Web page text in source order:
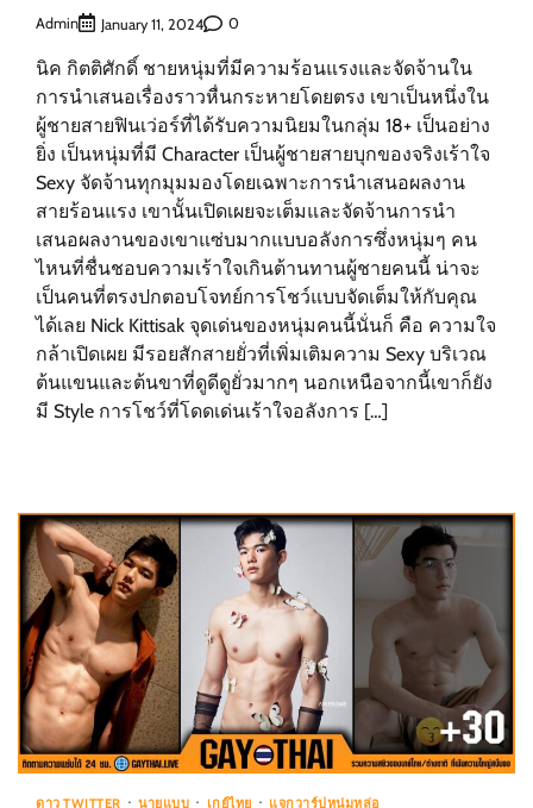
Admin January 11, 2024 0
นิค กิตติศักดิ์ ชายหนุ่มที่มีความร้อนแรงและจัดจ้านใน
การนำเสนอเรื่องราวหื่นกระหายโดยตรง เขาเป็นหนึ่งใน
ผู้ชายสายฟินเว่อร์ที่ได้รับความนิยมในกลุ่ม 18+ เป็นอย่าง
ยิ่ง เป็นหนุ่มที่มี Character เป็นผู้ชายสายบุกของจริงเร้าใจ
Sexy จัดจ้านทุกมุมมองโดยเฉพาะการนำเสนอผลงาน
สายร้อนแรง เขานั้นเปิดเผยจะเต็มและจัดจ้านการนำ
เสนอผลงานของเขาแซ่บมากแบบอลังการซึ่งหนุ่มๆ คน
ไหนที่ชื่นชอบความเร้าใจเกินต้านทานผู้ชายคนนี้ น่าจะ
เป็นคนที่ตรงปกตอบโจทย์การโชว์แบบจัดเต็มให้กับคุณ
ได้เลย Nick Kittisak จุดเด่นของหนุ่มคนนี้นั่นก็ คือ ความใจ
กล้าเปิดเผย มีรอยสักสายยั่วที่เพิ่มเติมความ Sexy บริเวณ
ต้นแขนและต้นขาที่ดูดีดูยั่วมากๆ นอกเหนือจากนี้เขาก็ยัง
มี Style การโชว์ที่โดดเด่นเร้าใจอลังการ […]
ดาว TWITTER นายแบบ เกย์ไทย แจกวาร์ปหนุ่มหล่อ